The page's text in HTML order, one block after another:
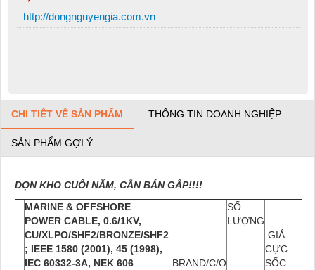
http://dongnguyengia.com.vn
CHI TIẾT VỀ SẢN PHẨM THÔNG TIN DOANH NGHIỆP
SẢN PHẨM GỢI Ý
DỌN KHO CUỐI NĂM, CẦN BÁN GẤP!!!!
MARINE & OFFSHORE
POWER CABLE, 0.6/1KV,
CU/XLPO/SHF2/BRONZE/SHF2
; IEEE 1580 (2001), 45 (1998),
IEC 60332-3A, NEK 606
BRAND/C/O
SỐ
LƯỢNG
GIÁ
CỰC
SỐC